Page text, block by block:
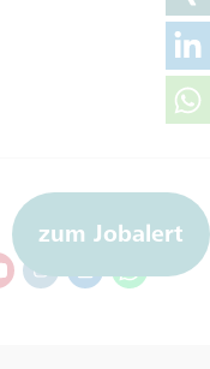
zum Jobalert